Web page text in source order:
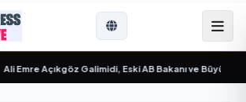
Ali Emre Açıkgöz Galimidi, Eski AB Bakanı ve Büyükelçi